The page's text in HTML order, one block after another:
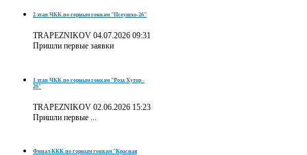
2 этап ЧКК по горным гонкам "Псеушхо-26"
TRAPEZNIKOV 04.07.2026 09:31
Пришли первые заявки
1 этап ЧКК по горным гонкам "Роза Хутор -
26"
TRAPEZNIKOV 02.06.2026 15:23
Пришли первые ...
Финал ККК по горным гонкам "Красная